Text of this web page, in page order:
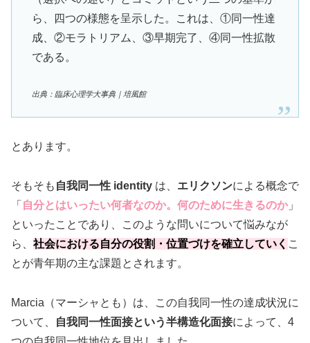
ら、四つの様態を呈示した。これは、①同一性達
成、②モラトリアム、③早期完了、④同一性拡散
である。
出典：臨床心理学大事典｜培風館
とあります。
そもそも 自我同一性 identity は、 エリクソンによる概念で
「 自分とはいったい何者なのか。何のために生きるのか」
といったことであり、このような問いについて悩みなが
ら、 社会における自分の役割・位置づけを確立していく こ
とが青年期の主な課題とされます。
Marcia（マーシャとも）は、この自我同一性の達成状況に
ついて、
自我同一性面接という半構造化面接によって、4